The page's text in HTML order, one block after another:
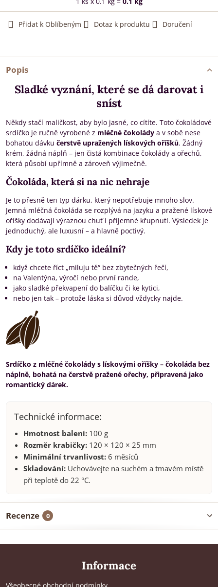
Přidat k Oblíbeným Dotaz k produktu Doručení
Popis
Sladké vyznání, které se dá darovat i
sníst
Někdy stačí maličkost, aby bylo jasné, co cítíte. Toto čokoládové
srdíčko je ručně vyrobené z mléčné čokolády a v sobě nese
bohatou dávku čerstvě upražených lískových oříšků. Žádný
krém, žádná náplň – jen čistá kombinace čokolády a ořechů,
která působí upřímně a zároveň výjimečně.
Čokoláda, která si na nic nehraje
Je to přesně ten typ dárku, který nepotřebuje mnoho slov.
Jemná mléčná čokoláda se rozplývá na jazyku a pražené lískové
oříšky dodávají výraznou chuť i příjemné křupnutí. Výsledek je
jednoduchý, ale luxusní – a hlavně poctivý.
Kdy je toto srdíčko ideální?
když chcete říct „miluju tě“ bez zbytečných řečí,
na Valentýna, výročí nebo první rande,
jako sladké překvapení do balíčku či ke kytici,
nebo jen tak – protože láska si důvod vždycky najde.
Srdíčko z mléčné čokolády s lískovými oříšky – čokoláda bez
náplně, bohatá na čerstvě pražené ořechy, připravená jako
romantický dárek.
Technické informace:
Hmotnost balení: 100 g
Rozměr krabičky: 120 × 120 × 25 mm
Minimální trvanlivost: 6 měsíců
Skladování: Uchovávejte na suchém a tmavém místě
při teplotě do 22 °C.
Recenze 0
Informace